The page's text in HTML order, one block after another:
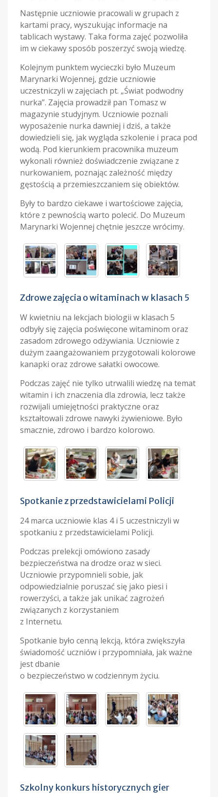
Następnie uczniowie pracowali w grupach z
kartami pracy, wyszukując informacje na
tablicach wystawy. Taka forma zajęć pozwoliła
im w ciekawy sposób poszerzyć swoją wiedzę.
Kolejnym punktem wycieczki było Muzeum
Marynarki Wojennej, gdzie uczniowie
uczestniczyli w zajęciach pt. „Świat podwodny
nurka”. Zajęcia prowadził pan Tomasz w
magazynie studyjnym. Uczniowie poznali
wyposażenie nurka dawniej i dziś, a także
dowiedzieli się, jak wygląda szkolenie i praca pod
wodą. Pod kierunkiem pracownika muzeum
wykonali również doświadczenie związane z
nurkowaniem, poznając zależność między
gęstością a przemieszczaniem się obiektów.
Były to bardzo ciekawe i wartościowe zajęcia,
które z pewnością warto polecić. Do Muzeum
Marynarki Wojennej chętnie jeszcze wrócimy.
Zdrowe zajęcia o witaminach w klasach 5
W kwietniu na lekcjach biologii w klasach 5
odbyły się zajęcia poświęcone witaminom oraz
zasadom zdrowego odżywiania. Uczniowie z
dużym zaangażowaniem przygotowali kolorowe
kanapki oraz zdrowe sałatki owocowe.
Podczas zajęć nie tylko utrwalili wiedzę na temat
witamin i ich znaczenia dla zdrowia, lecz także
rozwijali umiejętności praktyczne oraz
kształtowali zdrowe nawyki żywieniowe. Było
smacznie, zdrowo i bardzo kolorowo.
Spotkanie z przedstawicielami Policji
24 marca uczniowie klas 4 i 5 uczestniczyli w
spotkaniu z przedstawicielami Policji.
Podczas prelekcji omówiono zasady
bezpieczeństwa na drodze oraz w sieci.
Uczniowie przypomnieli sobie, jak
odpowiedzialnie poruszać się jako piesi i
rowerzyści, a także jak unikać zagrożeń
związanych z korzystaniem
z Internetu.
Spotkanie było cenną lekcją, która zwiększyła
świadomość uczniów i przypomniała, jak ważne
jest dbanie
o bezpieczeństwo w codziennym życiu.
Szkolny konkurs historycznych gier